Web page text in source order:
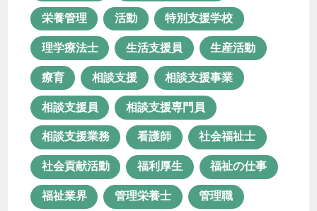
相談支援業務 看護師 社会福祉士
社会貢献活動 福利厚生
福祉の仕事 福祉業界 管理栄養士
管理職 精神保健福祉士
経験者転職 聖徳会 行田園
見沼園 見沼園あんしん相談室
資格 資格取得 転職
栄養管理 活動 特別支援学校
理学療法士 生活支援員 生産活動
療育 相談支援 相談支援事業
相談支援員 相談支援専門員
相談支援業務 看護師 社会福祉士
社会貢献活動 福利厚生 福祉の仕事
福祉業界 管理栄養士 管理職